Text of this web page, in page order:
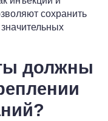
сохранить
должны